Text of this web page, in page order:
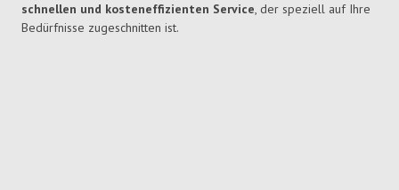
schnellen und kosteneffizienten Service, der speziell auf Ihre
Bedürfnisse zugeschnitten ist.